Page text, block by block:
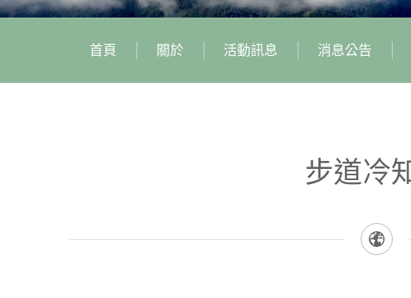
首頁 關於 活動訊息 消息公告
步道冷